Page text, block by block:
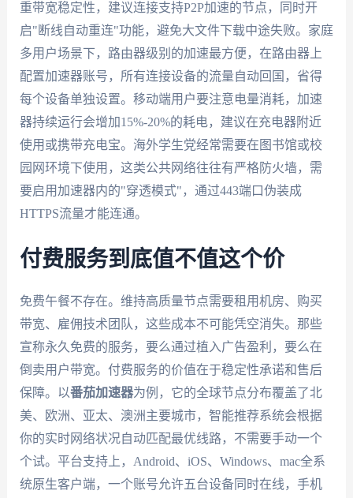
重带宽稳定性，建议连接支持P2P加速的节点，同时开
启"断线自动重连"功能，避免大文件下载中途失败。家庭
多用户场景下，路由器级别的加速最方便，在路由器上
配置加速器账号，所有连接设备的流量自动回国，省得
每个设备单独设置。移动端用户要注意电量消耗，加速
器持续运行会增加15%-20%的耗电，建议在充电器附近
使用或携带充电宝。海外学生党经常需要在图书馆或校
园网环境下使用，这类公共网络往往有严格防火墙，需
要启用加速器内的"穿透模式"，通过443端口伪装成
HTTPS流量才能连通。
付费服务到底值不值这个价
免费午餐不存在。维持高质量节点需要租用机房、购买
带宽、雇佣技术团队，这些成本不可能凭空消失。那些
宣称永久免费的服务，要么通过植入广告盈利，要么在
倒卖用户带宽。付费服务的价值在于稳定性承诺和售后
保障。以番茄加速器为例，它的全球节点分布覆盖了北
美、欧洲、亚太、澳洲主要城市，智能推荐系统会根据
你的实时网络状况自动匹配最优线路，不需要手动一个
个试。平台支持上，Android、iOS、Windows、mac全系
统原生客户端，一个账号允许五台设备同时在线，手机